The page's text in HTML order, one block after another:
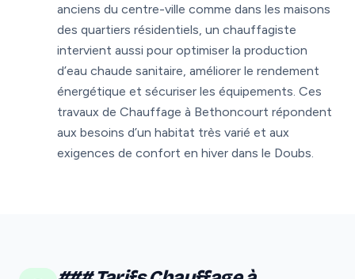
anciens du centre-ville comme dans les maisons
des quartiers résidentiels, un chauffagiste
intervient aussi pour optimiser la production
d’eau chaude sanitaire, améliorer le rendement
énergétique et sécuriser les équipements. Ces
travaux de Chauffage à Bethoncourt répondent
aux besoins d’un habitat très varié et aux
exigences de confort en hiver dans le Doubs.